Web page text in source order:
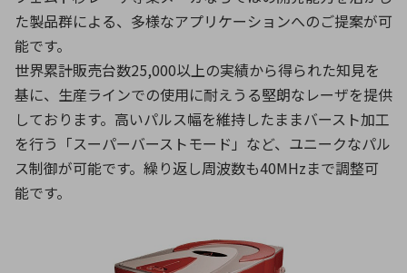
た製品群による、多様なアプリケーションへのご提案が可
能です。
世界累計販売台数25,000以上の実績から得られた知見を
基に、生産ラインでの使用に耐えうる堅朗なレーザを提供
しております。高いパルス幅を維持したままバースト加工
を行う「スーパーバーストモード」など、ユニークなパル
ス制御が可能です。繰り返し周波数も40MHzまで調整可
能です。